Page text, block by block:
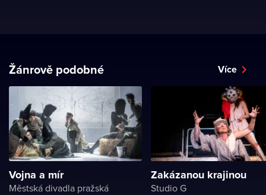
Žánrově podobné Více
Vojna a mír
Městská divadla pražská
Zakázanou krajinou
Studio G